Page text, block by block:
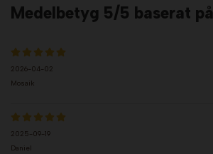
Medelbetyg 5/5 baserat på
2026-04-02
Mosaik
2025-09-19
Daniel